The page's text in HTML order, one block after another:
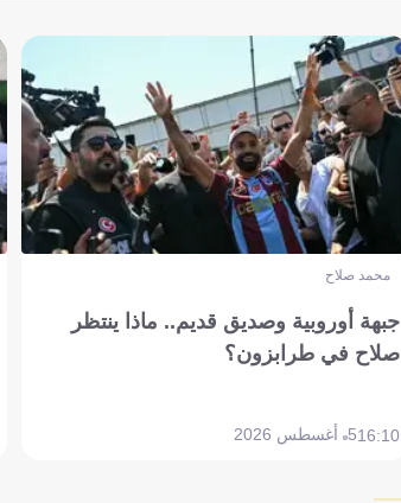
محمد صلاح
جبهة أوروبية وصديق قديم.. ماذا ينتظر
صلاح في طرابزون؟
16:105 أغسطس 2026